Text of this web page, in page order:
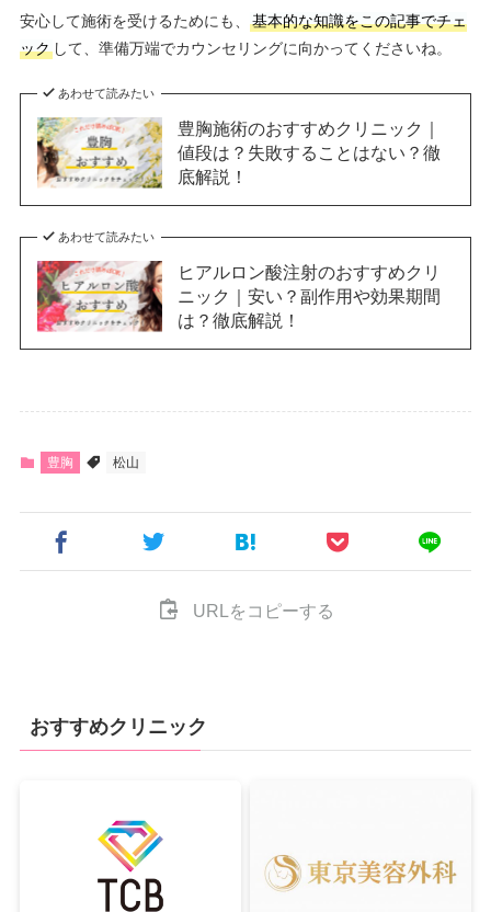
安心して施術を受けるためにも、
基本的な知識をこの記事でチェ
ックして、準備万端でカウンセリングに向かってくださいね。
あわせて読みたい
豊胸施術のおすすめクリニック｜
値段は？失敗することはない？徹
底解説！
あわせて読みたい
ヒアルロン酸注射のおすすめクリ
ニック｜安い？副作用や効果期間
は？徹底解説！
豊胸 松山
URLをコピーする
おすすめクリニック